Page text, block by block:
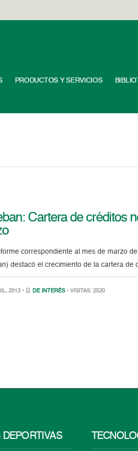
PRODUCTOS Y SERVICIOS
Cartera de créditos
correspondiente al mes de marzo
destacó el crecimiento de la cartera
2013 • DE INTERÉS • VISITAS: 2520
DEPORTIVAS